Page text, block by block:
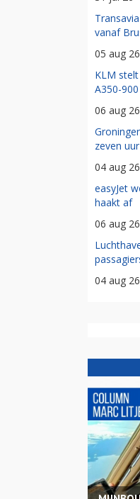
vanaf
05 aug 26
KLM
A350-
06 aug 26
zeven
04 aug 26
easyJet
haakt af
06 aug 26
04 aug 26